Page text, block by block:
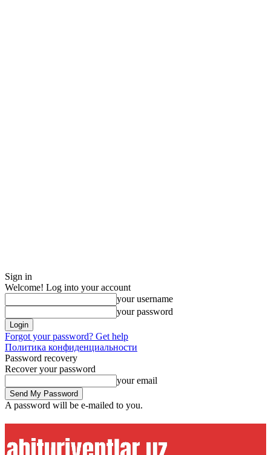
Sign in
Welcome! Log into your account
your username
your password
Forgot your password? Get help
Политика конфиденциальности
Password recovery
Recover your password
your email
A password will be e-mailed to you.